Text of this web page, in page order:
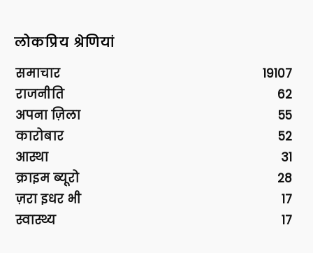
लोकप्रिय श्रेणियां
समाचार
19107
राजनीति
62
अपना ज़िला
55
कारोबार
52
आस्था
31
क्राइम ब्यूरो
28
ज़रा इधर भी
17
स्वास्थ्य
17